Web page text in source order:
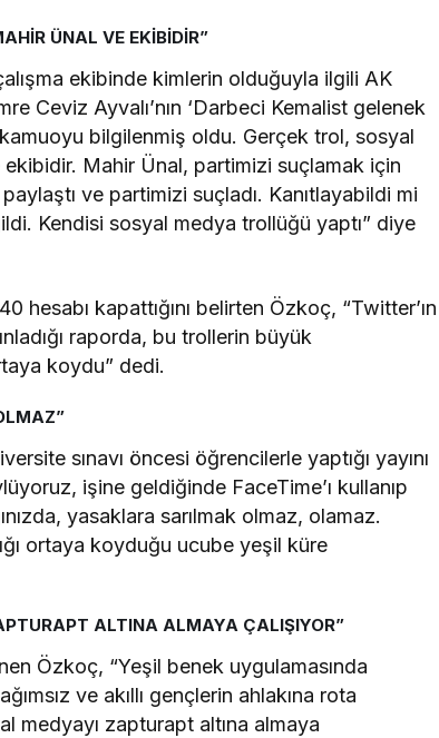
ÜNAL VE EKİBİDİR”
ekibinde kimlerin olduğuyla ilgili AK
Ceviz Ayvalı’nın ‘Darbeci Kemalist gelenek
kamuoyu bilgilenmiş oldu. Gerçek trol, sosyal
Mahir Ünal, partimizi suçlamak için
ve partimizi suçladı. Kanıtlayabildi mi
Kendisi sosyal medya trollüğü yaptı” diye
hesabı kapattığını belirten Özkoç, “Twitter’ın
raporda, bu trollerin büyük
koydu” dedi.
sınavı öncesi öğrencilerle yaptığı yayını
işine geldiğinde FaceTime’ı kullanıp
yasaklara sarılmak olmaz, olamaz.
ortaya koyduğu ucube yeşil küre
ALTINA ALMAYA ÇALIŞIYOR”
Özkoç, “Yeşil benek uygulamasında
ve akıllı gençlerin ahlakına rota
medyayı zapturapt altına almaya